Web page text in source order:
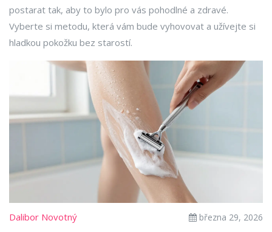
postarat tak, aby to bylo pro vás pohodlné a zdravé.
Vyberte si metodu, která vám bude vyhovovat a užívejte si
hladkou pokožku bez starostí.
Dalibor Novotný března 29, 2026